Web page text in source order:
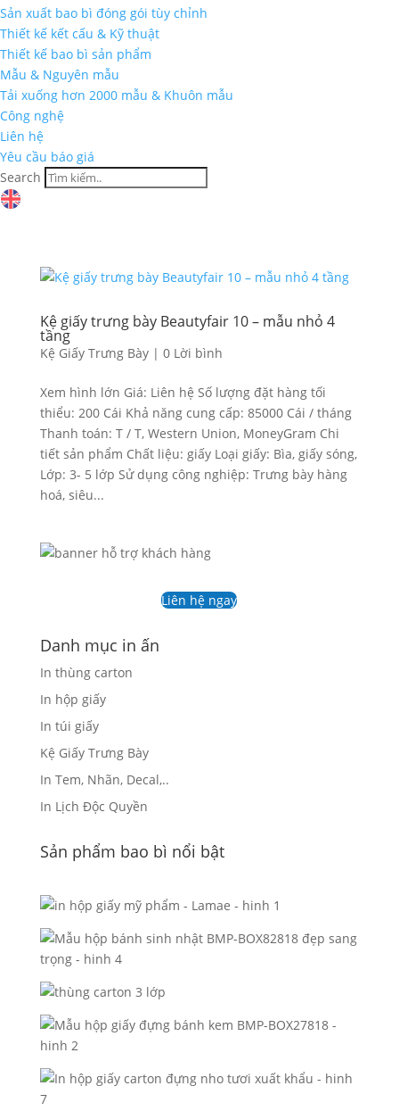
Sản xuất bao bì đóng gói tùy chỉnh
Thiết kế kết cấu & Kỹ thuật
Thiết kế bao bì sản phẩm
Mẫu & Nguyên mẫu
Tải xuống hơn 2000 mẫu & Khuôn mẫu
Công nghệ
Liên hệ
Yêu cầu báo giá
Search
Kệ giấy trưng bày Beautyfair 10 – mẫu nhỏ 4
tầng
Kệ Giấy Trưng Bày| 0 Lời bình
Xem hình lớn Giá: Liên hệ Số lượng đặt hàng tối
thiểu: 200 Cái Khả năng cung cấp: 85000 Cái / tháng
Thanh toán: T / T, Western Union, MoneyGram Chi
tiết sản phẩm Chất liệu: giấy Loại giấy: Bìa, giấy sóng,
Lớp: 3- 5 lớp Sử dụng công nghiệp: Trưng bày hàng
hoá, siêu...
Liên hệ ngay
Danh mục in ấn
In thùng carton
In hộp giấy
In túi giấy
Kệ Giấy Trưng Bày
In Tem, Nhãn, Decal,..
In Lịch Độc Quyền
Sản phẩm bao bì nổi bật